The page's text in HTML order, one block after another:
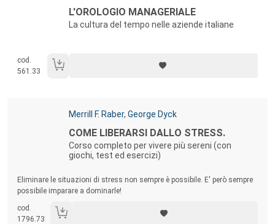
Titolo:
L'OROLOGIO MANAGERIALE
La cultura del tempo nelle aziende italiane
cod.
561.33
Autori:
Merrill F. Raber, George Dyck
Titolo:
COME LIBERARSI DALLO STRESS.
Corso completo per vivere più sereni (con
giochi, test ed esercizi)
Eliminare le situazioni di stress non sempre è possibile. E' però sempre
possibile imparare a dominarle!
cod.
1796.73